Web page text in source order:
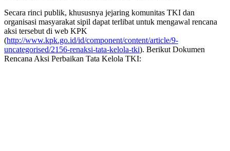
Secara rinci publik, khususnya jejaring komunitas TKI dan
organisasi masyarakat sipil dapat terlibat untuk mengawal rencana
aksi tersebut di web KPK
(http://www.kpk.go.id/id/component/content/article/9-
uncategorised/2156-renaksi-tata-kelola-tki). Berikut Dokumen
Rencana Aksi Perbaikan Tata Kelola TKI: